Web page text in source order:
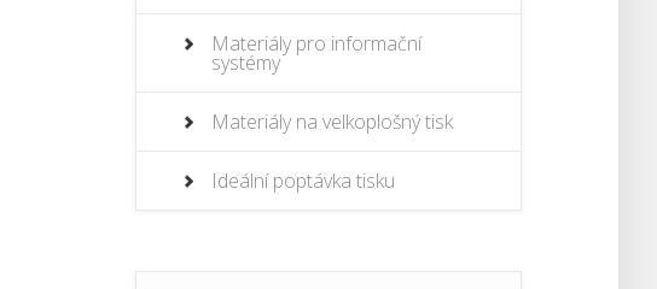
Materiály pro informační
systémy
Materiály na velkoplošný tisk
Ideální poptávka tisku